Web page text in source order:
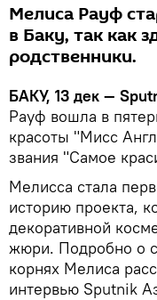
Мелиса Рауф
в Баку, так как
родственники.
БАКУ, 13 дек —
Рауф вошла в
красоты "Мисс
звания "Самое
Мелисса стала
историю проекта,
декоративной
жюри. Подробно о
корнях Мелиса
интервью Sputnik